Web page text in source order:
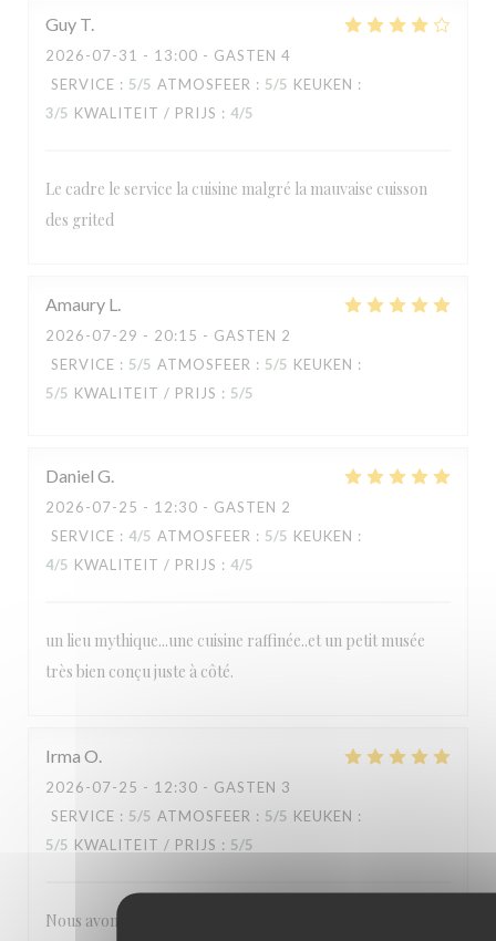
Guy T
2026-07-31 - 13:00 - GASTEN 4
SERVICE : 5/5 ATMOSFEER : 5/5 KEUKEN :
3/5 KWALITEIT / PRIJS : 4/5
Le cadre le service la cuisine malgré la mauvaise cuisson
des grited
Amaury L
2026-07-29 - 20:15 - GASTEN 2
SERVICE : 5/5 ATMOSFEER : 5/5 KEUKEN :
5/5 KWALITEIT / PRIJS : 5/5
Daniel G
2026-07-25 - 12:30 - GASTEN 2
SERVICE : 4/5 ATMOSFEER : 5/5 KEUKEN :
4/5 KWALITEIT / PRIJS : 4/5
un lieu mythique...une cuisine raffinée..et un petit musée
très bien conçu juste à côté.
Irma O
2026-07-25 - 12:30 - GASTEN 3
SERVICE : 5/5 ATMOSFEER : 5/5 KEUKEN :
5/5 KWALITEIT / PRIJS : 5/5
Nous avons tous aimé notre visite : la cuisine française telle